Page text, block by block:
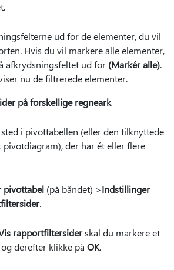
ud for de elementer, du vil
Hvis du vil markere alle elementer,
afkrydsningsfeltet ud for (Markér alle).
nu de filtrerede elementer.
på forskellige regneark
i pivottabellen (eller den tilknyttede
der har ét eller flere
pivottabel (på båndet) >Indstillinger
.
rapportfiltersiderskal du markere et
derefter klikke på OK.